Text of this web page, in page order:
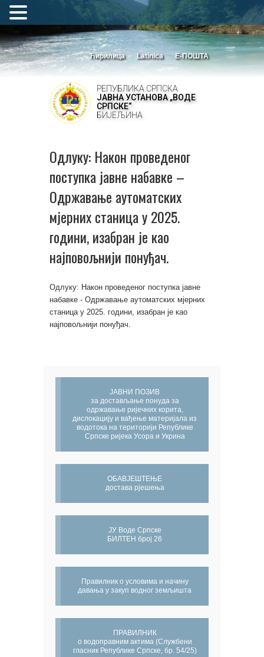
Ћирилица Latinica Е-ПОШТА
РЕПУБЛИКА СРПСКА
ЈАВНА УСТАНОВА „ВОДЕ
СРПСКЕ“
БИЈЕЉИНА
Одлуку: Након проведеног
поступка јавне набавке –
Одржавање аутоматских
мјерних станица у 2025.
години, изабран је као
најповољнији понуђач.
Одлуку: Након проведеног поступка јавне
набавке - Одржавање аутоматских мјерних
станица у 2025. години, изабран је као
најповољнији понуђач.
ЈАВНИ ПОЗИВ
за достављање понуда за
одржавање ријечних корита,
дислокацију и вађење материјала из
водотока на територији Републике
Српске ријека Усора и Укрина
ОБАВЈЕШТЕЊЕ
достава рјешења
ЈУ Воде Српске
БИЛТЕН број 26
Правилник о условима и начину
давања у закуп водног земљишта
ПРАВИЛНИК
о водоправним актима (Службени
гласник Републике Српске, бр. 54/25)